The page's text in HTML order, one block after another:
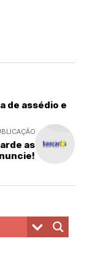
de assédio e
as